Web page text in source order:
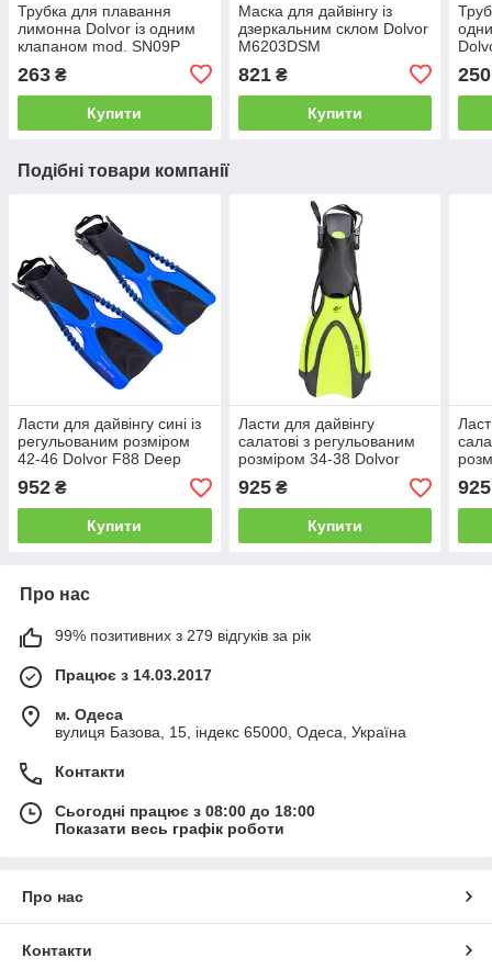
Трубка для плавання
лимонна Dolvor із одним
клапаном mod. SN09P
263 ₴
Купити
Маска для дайвінгу із
дзеркальним склом Dolvor
М6203DSM
821₴
Купити
250
Подібні товари компанії
Ласти для дайвінгу сині із
регульованим розміром
42-46 Dolvor F88 Deep
Shark
952 ₴
Купити
Ласти для дайвінгу
салатові з регульованим
розміром 34-38 Dolvor
RUFF F98 S
925₴
Купити
925
Про нас
99% позитивних з 279 відгуків за рік
Працює з 14.03.2017
м. Одеса
вулиця Базова, 15, індекс 65000, Одеса, Україна
Контакти
Сьогодні працює з 08:00 до 18:00
Показати весь графік роботи
Про нас
Контакти